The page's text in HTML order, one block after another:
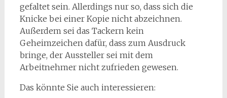
gefaltet sein. Allerdings nur so, dass sich die
Knicke bei einer Kopie nicht abzeichnen.
Außerdem sei das Tackern kein
Geheimzeichen dafür, dass zum Ausdruck
bringe, der Aussteller sei mit dem
Arbeitnehmer nicht zufrieden gewesen.
Das könnte Sie auch interessieren: